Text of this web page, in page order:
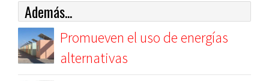
Además...
Promueven el uso de energías
alternativas